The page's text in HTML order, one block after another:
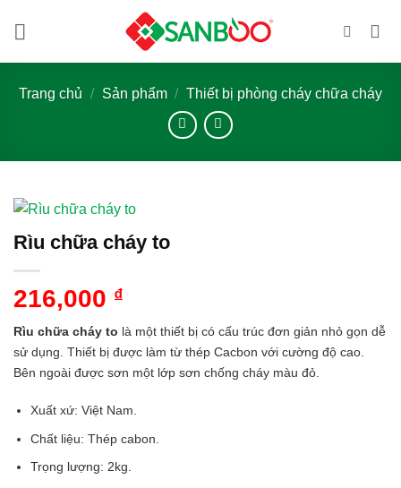
Trang chủ / Sản phẩm / Thiết bị phòng cháy chữa cháy
Rìu chữa cháy to
216,000 ₫
Rìu chữa cháy to là một thiết bị có cấu trúc đơn giản nhỏ gọn dễ
sử dụng. Thiết bị được làm từ thép Cacbon với cường độ cao.
Bên ngoài được sơn một lớp sơn chống cháy màu đỏ.
Xuất xứ: Việt Nam.
Chất liệu: Thép cabon.
Trọng lượng: 2kg.